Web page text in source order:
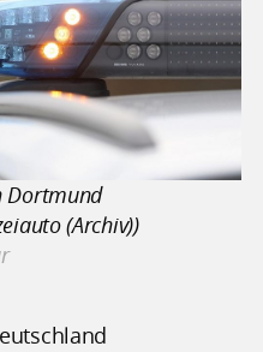
Dortmund
(Archiv))